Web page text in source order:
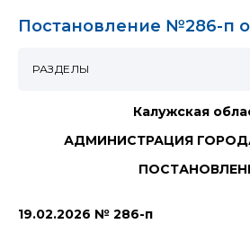
Постановление №286-п
Калужская
АДМИНИСТРАЦИЯ
19.02.2026 № 286-п
РАЗДЕЛЫ